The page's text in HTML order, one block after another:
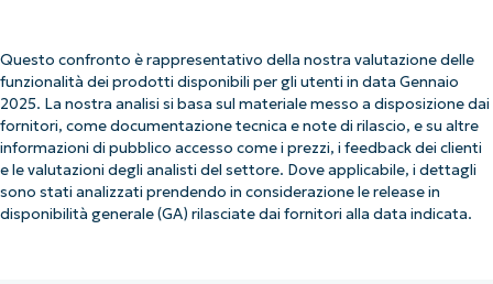
Questo confronto è rappresentativo della nostra valutazione delle
funzionalità dei prodotti disponibili per gli utenti in data Gennaio
2025. La nostra analisi si basa sul materiale messo a disposizione dai
fornitori, come documentazione tecnica e note di rilascio, e su altre
informazioni di pubblico accesso come i prezzi, i feedback dei clienti
e le valutazioni degli analisti del settore. Dove applicabile, i dettagli
sono stati analizzati prendendo in considerazione le release in
disponibilità generale (GA) rilasciate dai fornitori alla data indicata.